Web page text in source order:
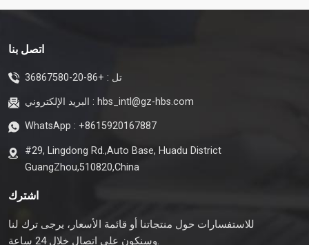
اتصل بنا
تل : +86-20-36867580
البريد الإلكتروني : hbs_intl@gz-hbs.com
WhatsApp : +8615920167887
#29, Lingdong Rd.,Auto Base, Huadu District
GuangZhou,510820,China
اشترك
للاستفسارات حول منتجاتنا أو قائمة الأسعار، يرجى ترك لنا
وسنكون على اتصال خلال 24 ساعة.